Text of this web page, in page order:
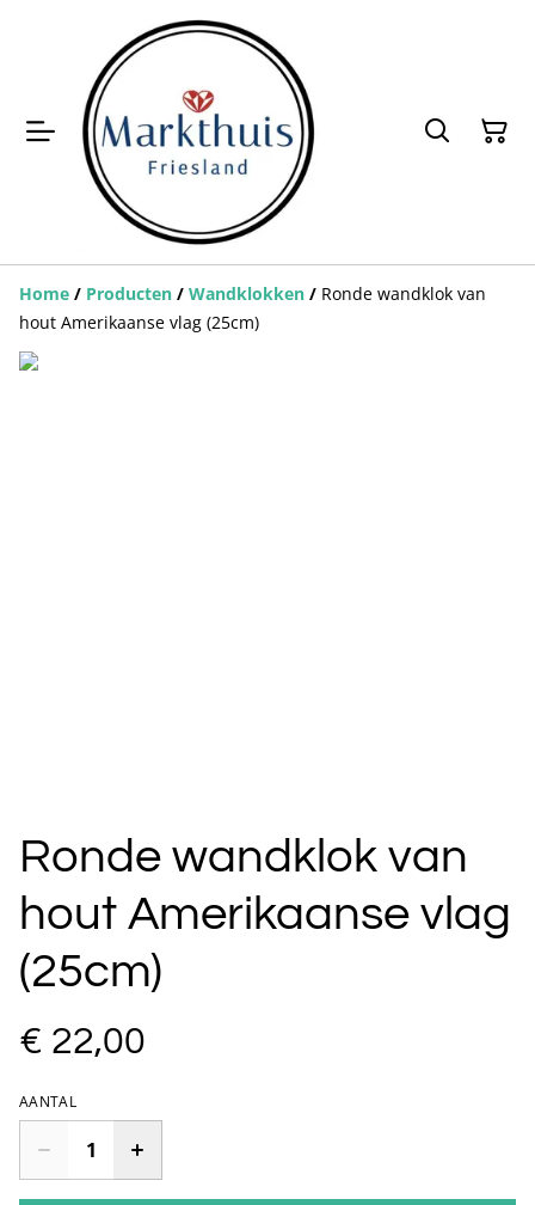
Home / Producten / Wandklokken / Ronde wandklok van
hout Amerikaanse vlag (25cm)
Ronde wandklok van
hout Amerikaanse vlag
(25cm)
€ 22,00
AANTAL